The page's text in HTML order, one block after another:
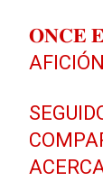
𝐎𝐍𝐂𝐄
AFICIÓN